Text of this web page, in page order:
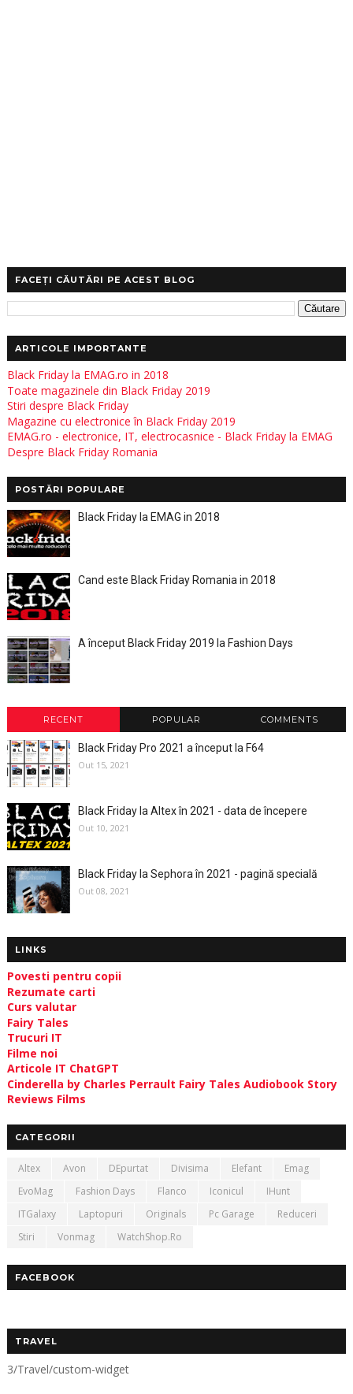
FACEȚI CĂUTĂRI PE ACEST BLOG
ARTICOLE IMPORTANTE
Black Friday la EMAG.ro in 2018
Toate magazinele din Black Friday 2019
Stiri despre Black Friday
Magazine cu electronice în Black Friday 2019
EMAG.ro - electronice, IT, electrocasnice - Black Friday la EMAG
Despre Black Friday Romania
POSTĂRI POPULARE
Black Friday la EMAG in 2018
Cand este Black Friday Romania in 2018
A început Black Friday 2019 la Fashion Days
RECENT POPULAR COMMENTS
Black Friday Pro 2021 a început la F64
Out 15, 2021
Black Friday la Altex în 2021 - data de începere
Out 10, 2021
Black Friday la Sephora în 2021 - pagină specială
Out 08, 2021
LINKS
Povesti pentru copii
Rezumate carti
Curs valutar
Fairy Tales
Trucuri IT
Filme noi
Articole IT ChatGPT
Cinderella by Charles Perrault Fairy Tales Audiobook Story
Reviews Films
CATEGORII
Altex Avon DEpurtat Divisima Elefant
Emag
EvoMag
Fashion Days Flanco Iconicul
IHunt
ITGalaxy
Laptopuri Originals Pc Garage
Reduceri
Stiri
Vonmag WatchShop.ro
FACEBOOK
TRAVEL
3/Travel/custom-widget